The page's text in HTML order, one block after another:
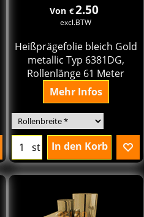
Von €2.50
excl.BTW
Heißprägefolie bleich Gold
metallic Typ 6381DG,
Rollenlänge 61 Meter
Mehr Infos
st In den Korb